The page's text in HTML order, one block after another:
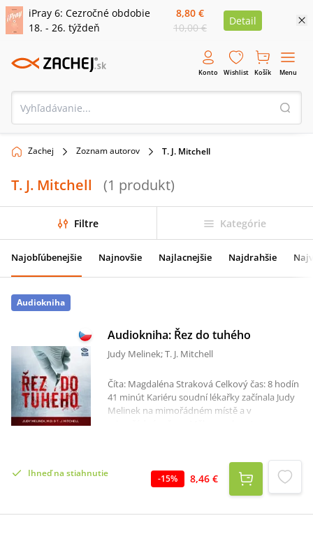
iPray 6: Cezročné obdobie
18. - 26. týždeň
8,80 €
10,00 €
Detail
Konto Wishlist Košík Menu
Zachej Zoznam autorov T. J. Mitchell
T. J. Mitchell (1 produkt)
Filtre Kategórie
Najobľúbenejšie Najnovšie Najlacnejšie Najdrahšie
Audiokniha
Audiokniha: Řez do tuhého
Judy Melinek; T. J. Mitchell
Číta: Magdaléna Straková Celkový čas: 8 hodín
41 minút Kariéru soudní lékařky začínala Judy
Melinek na mimořádném místě a v
2001. Vyšetřovala těla obětí anthraxových
obálek, které vyděsily Spojené státy o měsíc
později. V listopadu 2001 byla u identifikace
Během dalších dvou let měla Judy „na
Ihneď na stiahnutie -15% 8,46 €